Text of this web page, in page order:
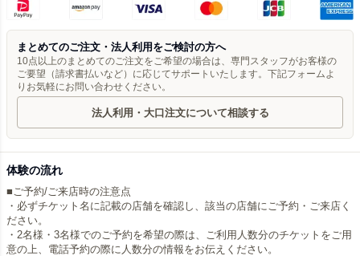
まとめてのご注文・法人利用をご検討の方へ
10点以上のまとめてのご注文をご希望の場合は、専門スタッフがお客様の
ご要望（請求書払いなど）に応じてサポートいたします。下記フォームよ
りお気軽にお問い合わせください。
法人利用・大口注文について相談する
体験の流れ
■ご予約/ご来店時の注意点
・必ずチケット名に記載の店舗を確認し、該当の店舗にご予約・ご来店く
ださい。
・2名様・3名様でのご予約を希望の際は、ご利用人数分のチケットをご用
意の上、電話予約の際に人数分の情報をお伝えください。